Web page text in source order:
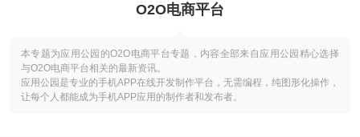
O2O电商平台
本专题为应用公园的O2O电商平台专题，内容全部来自应用公园精心选择
与O2O电商平台相关的最新资讯。
应用公园是专业的手机APP在线开发制作平台，无需编程，纯图形化操作，
让每个人都能成为手机APP应用的制作者和发布者。